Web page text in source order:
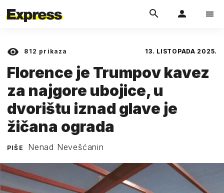
812 prikaza 13. LISTOPADA 2025.
Florence je Trumpov kavez
za najgore ubojice, u
dvorištu iznad glave je
žičana ograda
PIŠE Nenad Nevešćanin